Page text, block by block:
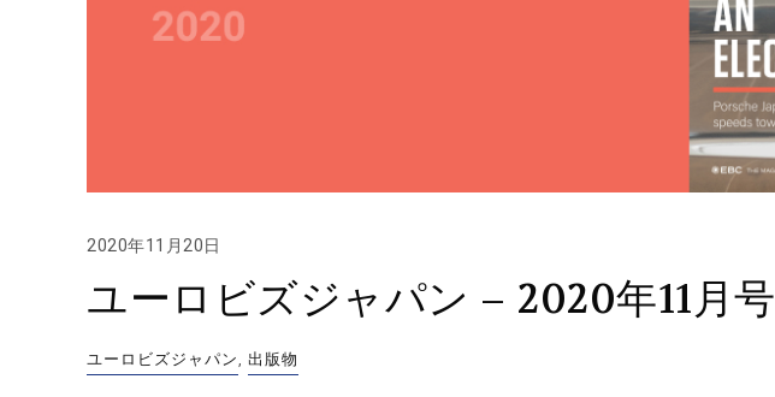
2020年11月20日
ユーロビズジャパン – 2020年11月号
ユーロビズジャパン, 出版物